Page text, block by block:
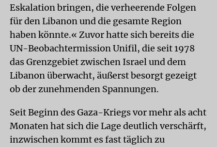
Eskalation bringen, die verheerende Folgen
für den Libanon und die gesamte Region
haben könnte.« Zuvor hatte sich bereits die
UN-Beobachtermission Unifil, die seit 1978
das Grenzgebiet zwischen Israel und dem
Libanon überwacht, äußerst besorgt gezeigt
ob der zunehmenden Spannungen.
Seit Beginn des Gaza-Kriegs vor mehr als acht
Monaten hat sich die Lage deutlich verschärft,
inzwischen kommt es fast täglich zu